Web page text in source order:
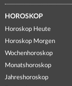
HOROSKOP
Horoskop Heute
Horoskop Morgen
Wochenhoroskop
Monatshoroskop
Jahreshoroskop